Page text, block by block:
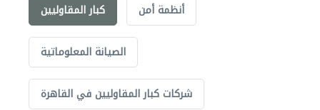
كبار المقاوليين أنظمة أمن
الصيانة المعلوماتية
شركات كبار المقاوليين في القاهرة